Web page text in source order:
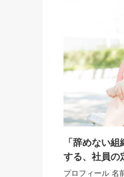
「辞めない
する、社員の
プロフィール 名